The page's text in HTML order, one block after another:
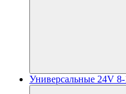
Универсальные 24V